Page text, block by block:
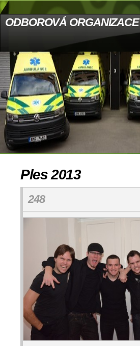
ODBOROVÁ
Ples 2013
248